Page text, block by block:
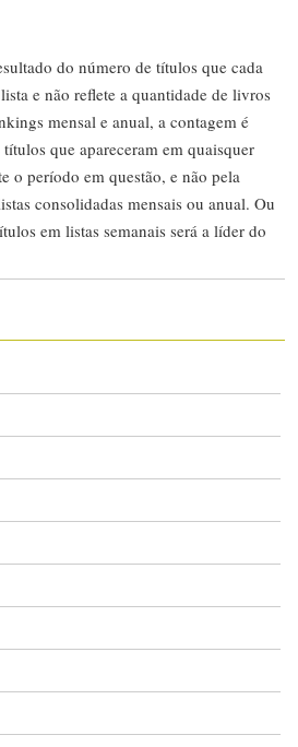
do número de títulos que cada
e não reflete a quantidade de livros
mensal e anual, a contagem é
que apareceram em quaisquer
o período em questão, e não pela
consolidadas mensais ou anual. Ou
em listas semanais será a líder do